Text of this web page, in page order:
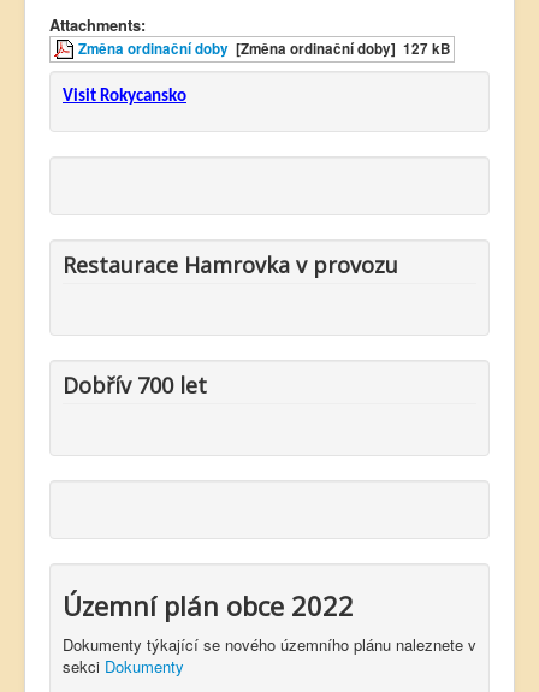
Attachments:
Změna ordinační doby [Změna ordinační doby] 127 kB
Visit Rokycansko
Restaurace Hamrovka v provozu
Dobřív 700 let
Územní plán obce 2022
Dokumenty týkající se nového územního plánu naleznete v
sekci Dokumenty